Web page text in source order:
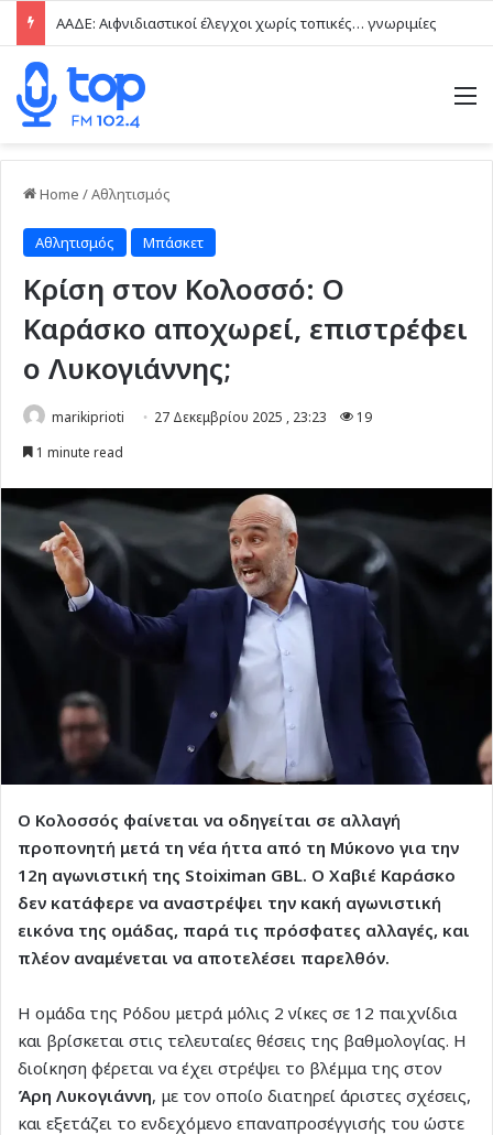
ΑΑΔΕ: Αιφνιδιαστικοί έλεγχοι χωρίς τοπικές… γνωριμίες
Home /Αθλητισμός
Αθλητισμός Μπάσκετ
Κρίση στον Κολοσσό: Ο
Καράσκο αποχωρεί, επιστρέφει
ο Λυκογιάννης;
marikiprioti 27 Δεκεμβρίου 2025 , 23:23
19
1 minute read
Ο Κολοσσός φαίνεται να οδηγείται σε αλλαγή
προπονητή μετά τη νέα ήττα από τη Μύκονο για την
12η αγωνιστική της Stoiximan GBL. Ο Χαβιέ Καράσκο
δεν κατάφερε να αναστρέψει την κακή αγωνιστική
εικόνα της ομάδας, παρά τις πρόσφατες αλλαγές, και
πλέον αναμένεται να αποτελέσει παρελθόν.
Η ομάδα της Ρόδου μετρά μόλις 2 νίκες σε 12 παιχνίδια
και βρίσκεται στις τελευταίες θέσεις της βαθμολογίας. Η
διοίκηση φέρεται να έχει στρέψει το βλέμμα της στον
Άρη Λυκογιάννη, με τον οποίο διατηρεί άριστες σχέσεις,
και εξετάζει το ενδεχόμενο επαναπροσέγγισής του ώστε